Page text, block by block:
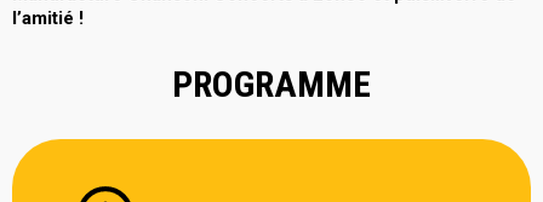
l’amitié !
PROGRAMME